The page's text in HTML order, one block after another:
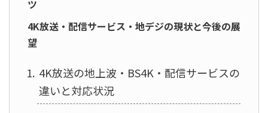
ツ
4K放送・配信サービス・地デジの現状と今後の展
望
4K放送の地上波・BS4K・配信サービスの
違いと対応状況